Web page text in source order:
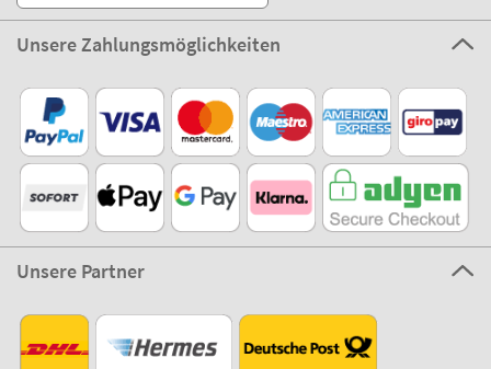
Unsere Zahlungsmöglichkeiten
Unsere Partner